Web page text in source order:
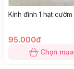
Kính đính 1 hạt cườm
95.000đ
Chọn mua